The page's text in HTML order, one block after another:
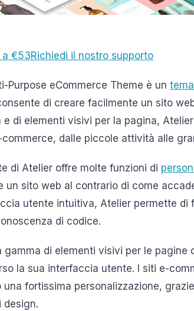
a €53Richiedi il nostro supporto
Purpose eCommerce Theme è un
di creare facilmente un sito
di elementi visivi per la pagina,
dalle piccole attività alle
di Atelier offre molte funzioni di
un sito web al contrario di come
utente intuitiva, Atelier permette di
di codice.
di elementi visivi per le pagine
la sua interfaccia utente. I siti e-
fortissima personalizzazione,
design.